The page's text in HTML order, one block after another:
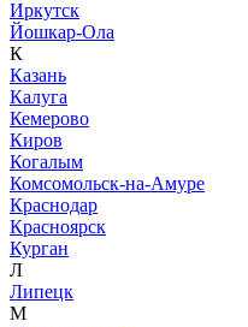
Иркутск
Йошкар-Ола
К
Казань
Калуга
Кемерово
Киров
Когалым
Комсомольск-на-Амуре
Краснодар
Красноярск
Курган
Л
Липецк
М